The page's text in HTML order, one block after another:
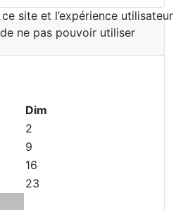
Dim
2
9
16
23
site et l’expérience utilisateur
ne pas pouvoir utiliser